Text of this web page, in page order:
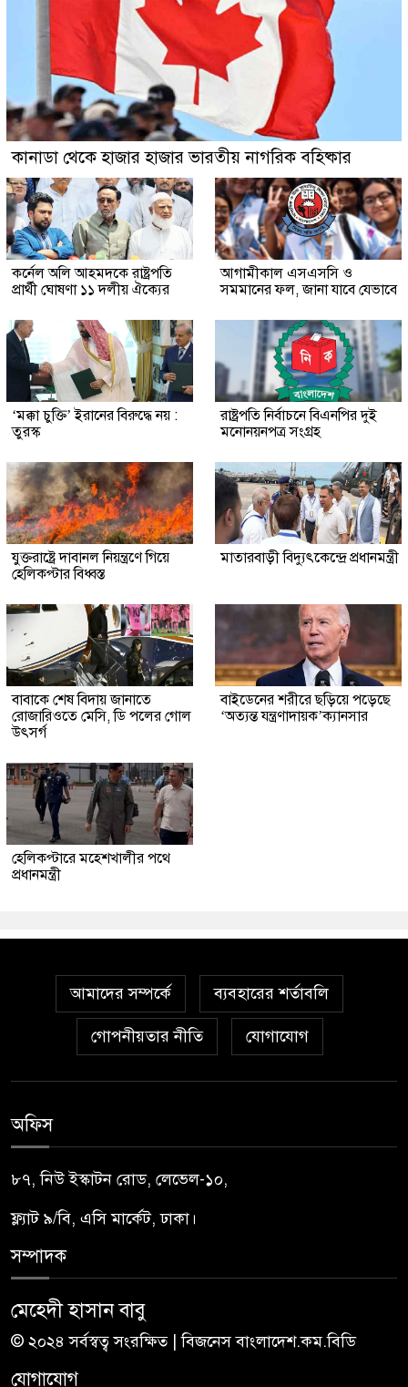
কানাডা থেকে হাজার হাজার ভারতীয় নাগরিক বহিষ্কার
কর্নেল অলি আহমদকে রাষ্ট্রপতি
প্রার্থী ঘোষণা ১১ দলীয় ঐক্যের
আগামীকাল এসএসসি ও
সমমানের ফল, জানা যাবে যেভাবে
‘মক্কা চুক্তি’ ইরানের বিরুদ্ধে নয় :
তুরস্ক
রাষ্ট্রপতি নির্বাচনে বিএনপির দুই
মনোনয়নপত্র সংগ্রহ
যুক্তরাষ্ট্রে দাবানল নিয়ন্ত্রণে গিয়ে
হেলিকপ্টার বিধ্বস্ত
মাতারবাড়ী বিদ্যুৎকেন্দ্রে প্রধানমন্ত্রী
বাবাকে শেষ বিদায় জানাতে
রোজারিওতে মেসি, ডি পলের গোল
উৎসর্গ
বাইডেনের শরীরে ছড়িয়ে পড়েছে
‘অত্যন্ত যন্ত্রণাদায়ক’ক্যানসার
হেলিকপ্টারে মহেশখালীর পথে
প্রধানমন্ত্রী
আমাদের সম্পর্কে ব্যবহারের শর্তাবলি
গোপনীয়তার নীতি যোগাযোগ
অফিস
৮৭, নিউ ইস্কাটন রোড, লেভেল-১০,
ফ্ল্যাট ৯/বি, এসি মার্কেট, ঢাকা।
সম্পাদক
মেহেদী হাসান বাবু
© ২০২৪ সর্বস্বত্ব সংরক্ষিত | বিজনেস বাংলাদেশ.কম.বিডি
যোগাযোগ